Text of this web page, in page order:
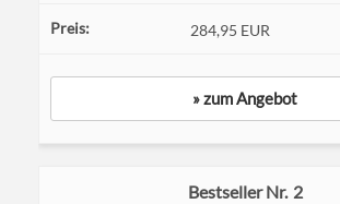
284,95 EUR
» zum Angebot
2